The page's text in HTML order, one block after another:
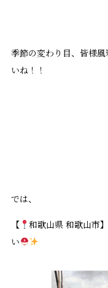
季節の変わり目、皆様
いね！！
では、
【
和歌山県 和歌山市
い